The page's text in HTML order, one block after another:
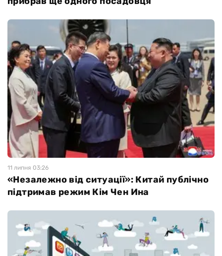
11 липня 03:26
«Незалежно від ситуації»: Китай публічно
підтримав режим Кім Чен Ина